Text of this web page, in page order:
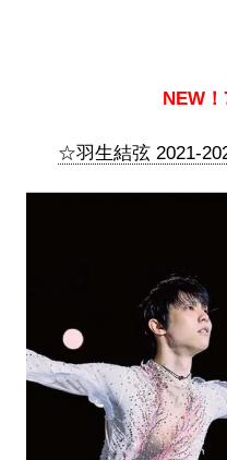
NEW
☆羽生結弦 2021-